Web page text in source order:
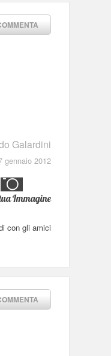
Galardini
gennaio 2012
Immagine
con gli amici